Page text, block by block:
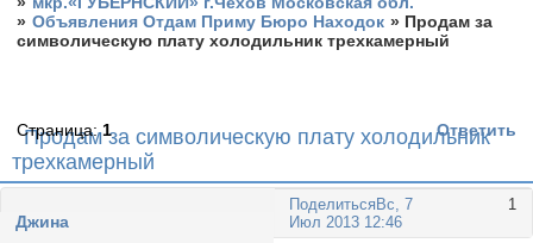
» Объявления Отдам Приму Бюро Находок » Продам за
символическую плату холодильник трехкамерный
Продам за символическую плату холодильник
трехкамерный
Страница:1 Ответить
Поделиться 1
Вс, 7
Июл 2013 12:46
Джина